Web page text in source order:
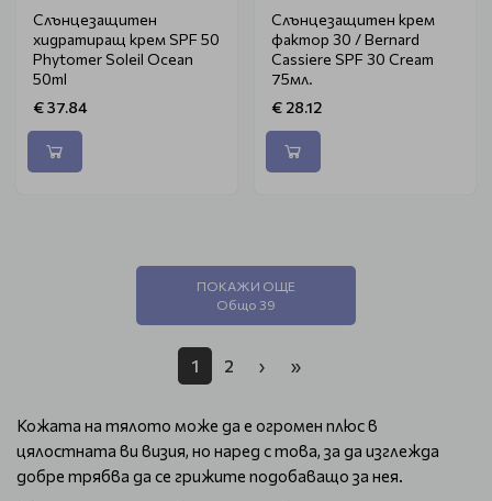
Слънцезащитен
хидратиращ крем SPF 50
Phytomer Soleil Ocean
50ml
€ 37.84
Слънцезащитен крем
фактор 30 / Bernard
Cassiere SPF 30 Cream
75мл.
€ 28.12
ПОКАЖИ ОЩЕ
Общо 39
1 2 › »
Кожата на тялото може да е огромен плюс в
цялостната ви визия, но наред с това, за да изглежда
добре трябва да се грижите подобаващо за нея.